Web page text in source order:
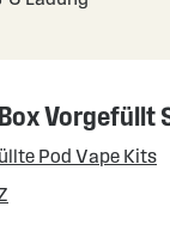
Vorgefüllt
Pod Vape Kits